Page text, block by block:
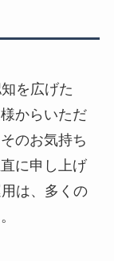
を広げた
からいただ
のお気持ち
に申し上げ
は、多くの